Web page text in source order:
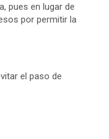
pues en lugar de
por permitir la
el paso de